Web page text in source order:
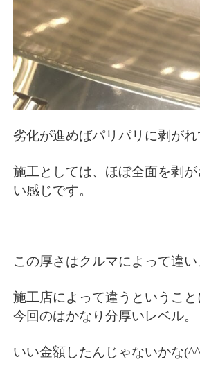
劣化が進めばパリパリに剥がれ
施工としては、ほぼ全面を剥
い感じです。
この厚さはクルマによって違い
施工店によって違うというこ
今回のはかなり分厚いレベル。
いい金額したんじゃないかな